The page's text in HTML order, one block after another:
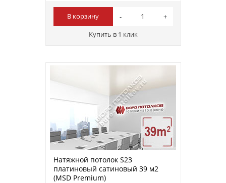
В корзину
Купить в 1 клик
Натяжной потолок S23
платиновый сатиновый 39 м2
(MSD Premium)